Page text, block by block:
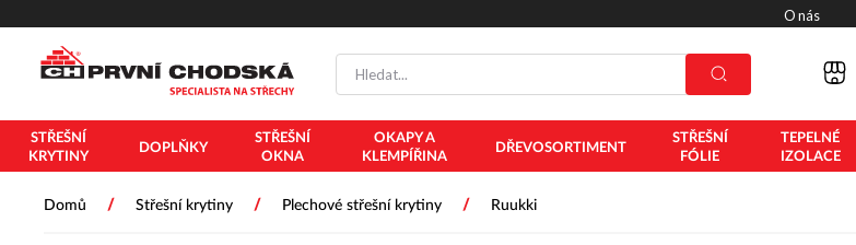
O nás
STŘEŠNÍ
KRYTINY
DOPLŇKY
STŘEŠNÍ
OKNA
OKAPY A
KLEMPÍŘINA
DŘEVOSORTIMENT
STŘEŠNÍ
FÓLIE
TEPELNÉ
IZOLACE
Domů / Střešní krytiny / Plechové střešní krytiny / Ruukki